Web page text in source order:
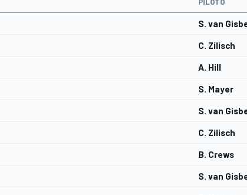
S. van
C. Zilisch
A. Hill
S. Mayer
S. van
C. Zilisch
B. Crews
S. van